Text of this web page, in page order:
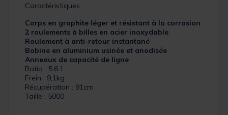
Caractéristiques :
Corps en graphite léger et résistant à la corrosion
2 roulements à billes en acier inoxydable
Roulement à anti-retour instantané
Bobine en aluminium usinée et anodisée
Anneaux de capacité de ligne
Ratio : 5.6:1
Frein : 9,1kg
Récupération : 91cm
Taille : 5000